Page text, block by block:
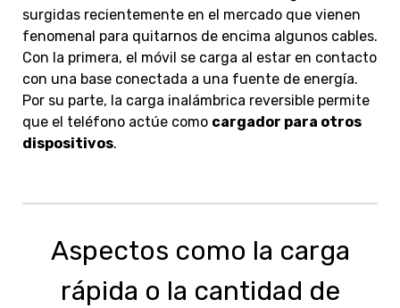
surgidas recientemente en el mercado que vienen
fenomenal para quitarnos de encima algunos cables.
Con la primera, el móvil se carga al estar en contacto
con una base conectada a una fuente de energía.
Por su parte, la carga inalámbrica reversible permite
que el teléfono actúe como cargador para otros
dispositivos.
Aspectos como la carga
rápida o la cantidad de